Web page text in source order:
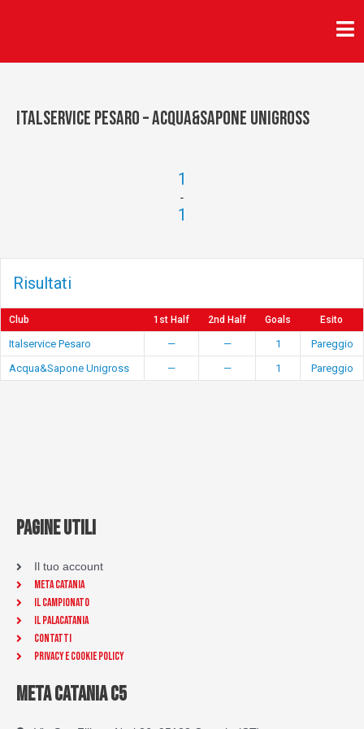
Italservice Pesaro – Acqua&Sapone Unigross
1
-
1
Risultati
Club 1st Half 2nd Half Goals Esito
Italservice Pesaro — — 1
Pareggio
Acqua&Sapone Unigross
— — 1 Pareggio
PAGINE UTILI
Il tuo account
Meta Catania
Il Campionato
Il Palacatania
Contatti
Privacy e Cookie Policy
META CATANIA C5